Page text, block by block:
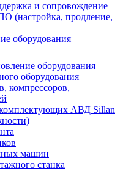
и сопровождение
(настройка, продление,
оборудования
оборудования
оборудования
компрессоров,
АВД Sillan
машин
станка